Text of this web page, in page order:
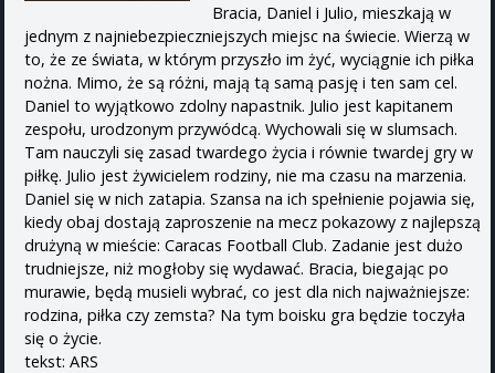
Bracia, Daniel i Julio, mieszkają w
jednym z najniebezpieczniejszych miejsc na świecie. Wierzą w
to, że ze świata, w którym przyszło im żyć, wyciągnie ich piłka
nożna. Mimo, że są różni, mają tą samą pasję i ten sam cel.
Daniel to wyjątkowo zdolny napastnik. Julio jest kapitanem
zespołu, urodzonym przywódcą. Wychowali się w slumsach.
Tam nauczyli się zasad twardego życia i równie twardej gry w
piłkę. Julio jest żywicielem rodziny, nie ma czasu na marzenia.
Daniel się w nich zatapia. Szansa na ich spełnienie pojawia się,
kiedy obaj dostają zaproszenie na mecz pokazowy z najlepszą
drużyną w mieście: Caracas Football Club. Zadanie jest dużo
trudniejsze, niż mogłoby się wydawać. Bracia, biegając po
murawie, będą musieli wybrać, co jest dla nich najważniejsze:
rodzina, piłka czy zemsta? Na tym boisku gra będzie toczyła
się o życie.
tekst: ARS